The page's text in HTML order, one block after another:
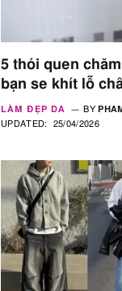
5 thói quen
bạn se khít lỗ
LÀM ĐẸP DA BY
UPDATED:
25/04/2026